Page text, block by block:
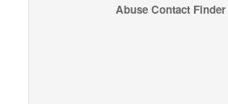
Abuse Contact Finder